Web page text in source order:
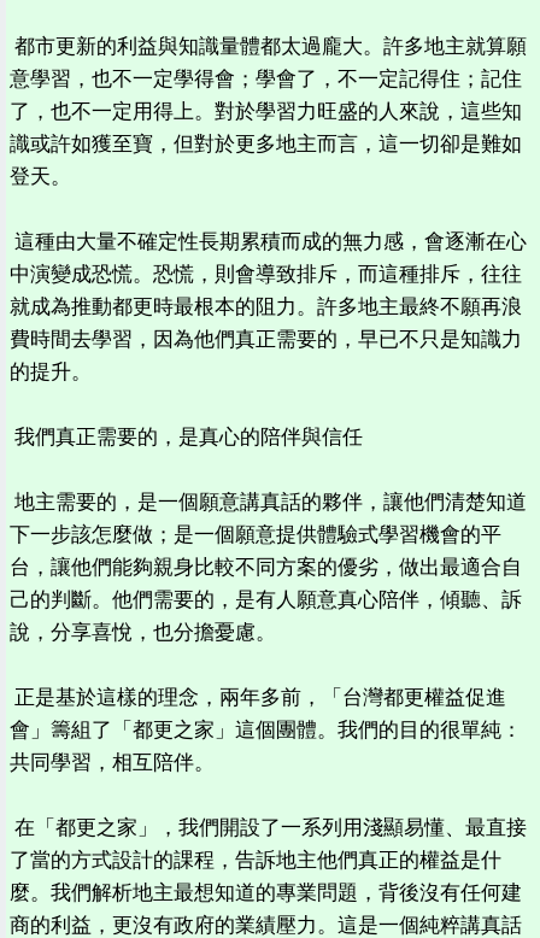
都市更新的利益與知識量體都太過龐大。許多地主就算願
意學習，也不一定學得會；學會了，不一定記得住；記住
了，也不一定用得上。對於學習力旺盛的人來說，這些知
識或許如獲至寶，但對於更多地主而言，這一切卻是難如
登天。
這種由大量不確定性長期累積而成的無力感，會逐漸在心
中演變成恐慌。恐慌，則會導致排斥，而這種排斥，往往
就成為推動都更時最根本的阻力。許多地主最終不願再浪
費時間去學習，因為他們真正需要的，早已不只是知識力
的提升。
我們真正需要的，是真心的陪伴與信任
地主需要的，是一個願意講真話的夥伴，讓他們清楚知道
下一步該怎麼做；是一個願意提供體驗式學習機會的平
台，讓他們能夠親身比較不同方案的優劣，做出最適合自
己的判斷。他們需要的，是有人願意真心陪伴，傾聽、訴
說，分享喜悅，也分擔憂慮。
正是基於這樣的理念，兩年多前，「台灣都更權益促進
會」籌組了「都更之家」這個團體。我們的目的很單純：
共同學習，相互陪伴。
在「都更之家」，我們開設了一系列用淺顯易懂、最直接
了當的方式設計的課程，告訴地主他們真正的權益是什
麼。我們解析地主最想知道的專業問題，背後沒有任何建
商的利益，更沒有政府的業績壓力。這是一個純粹講真話